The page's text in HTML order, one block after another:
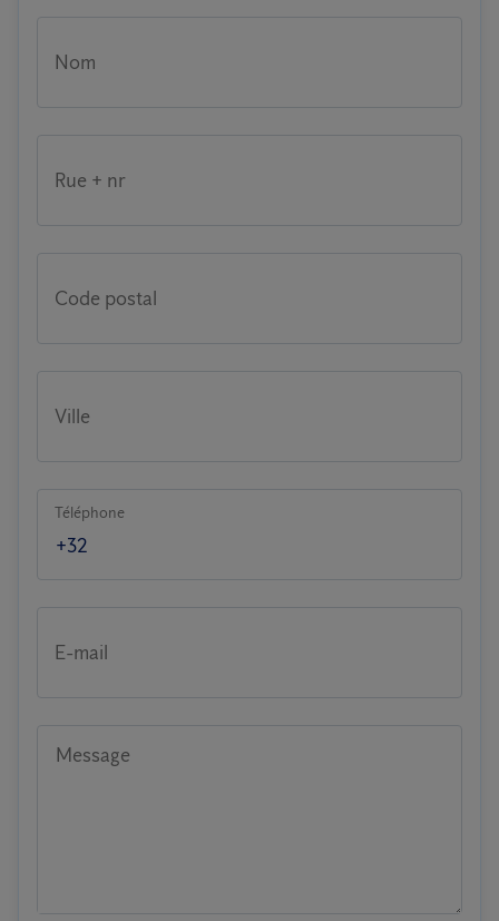
Nom
Rue + nr
Code postal
Ville
Téléphone
E-mail
Message